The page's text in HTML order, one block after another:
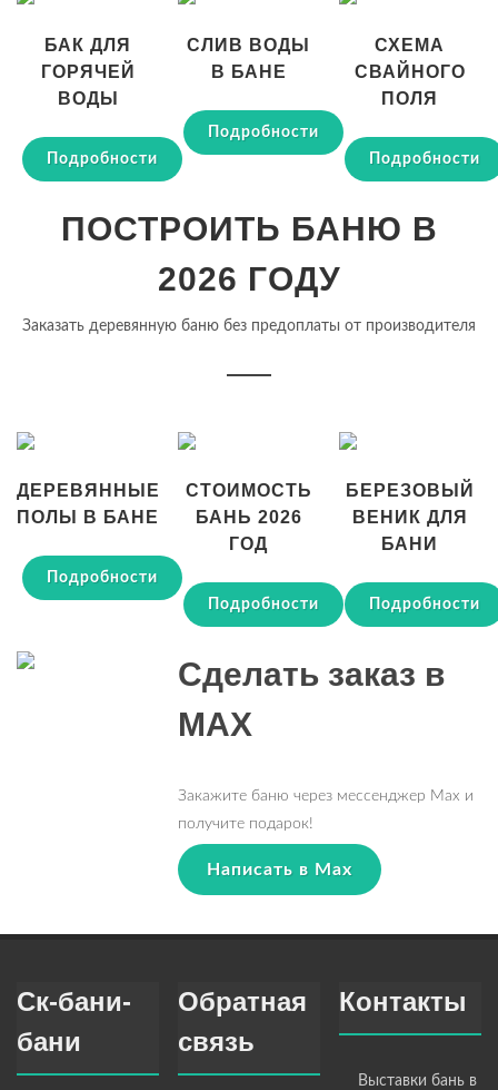
БАК ДЛЯ
ГОРЯЧЕЙ
ВОДЫ
Подробности
СЛИВ ВОДЫ
В БАНЕ
Подробности
СХЕМА
СВАЙНОГО
ПОЛЯ
Подробности
ПОСТРОИТЬ БАНЮ В
2026 ГОДУ
Заказать деревянную баню без предоплаты от производителя
ДЕРЕВЯННЫЕ
ПОЛЫ В БАНЕ
Подробности
СТОИМОСТЬ
БАНЬ 2026
ГОД
Подробности
БЕРЕЗОВЫЙ
ВЕНИК ДЛЯ
БАНИ
Подробности
Сделать заказ в
MAX
Закажите баню через мессенджер Max и
получите подарок!
Написать в Max
Ск-бани-
бани
Обратная
связь
Контакты
Выставки бань в